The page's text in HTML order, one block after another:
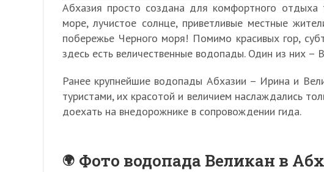
Абхазия просто создана для комфортного отдыха
море, лучистое солнце, приветливые местные
побережье Черного моря! Помимо красивых гор,
здесь есть величественные водопады. Один из них –
Ранее крупнейшие водопады Абхазии – Ирина и
туристами, их красотой и величием наслаждались
доехать на внедорожнике в сопровождении гида.
Фото водопада Великан в